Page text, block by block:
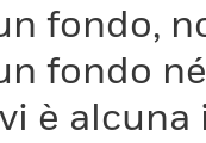
fondo,
fondo
è